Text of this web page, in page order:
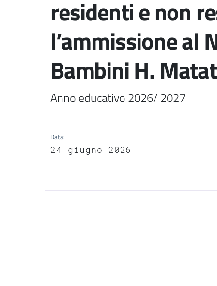
residenti e non
l’ammissione al
Bambini H.
Anno educativo 2026/ 2027
Data:
24 giugno 2026